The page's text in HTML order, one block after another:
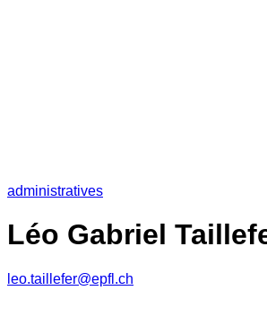
administratives
Léo Gabriel
leo.taillefer@epfl.ch